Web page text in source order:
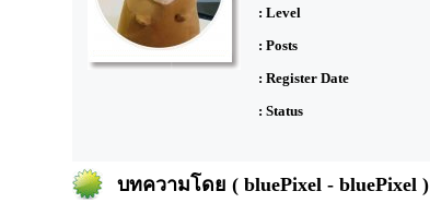
: Level
: Posts
: Register Date
: Status
บทความโดย ( bluePixel - bluePixel )